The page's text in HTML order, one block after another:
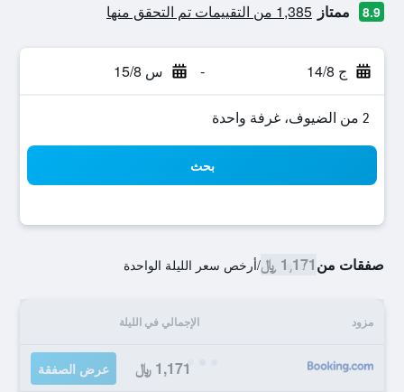
8.9 ممتاز 1,385 من التقييمات تم التحقق منها
ج 14/8 - س 15/8
2 من الضيوف، غرفة واحدة
بحث
صفقات من1,171 ﷼ /أرخص سعر الليلة الواحدة
مزود الإجمالي في الليلة
1,171 ﷼ عرض الصفقة